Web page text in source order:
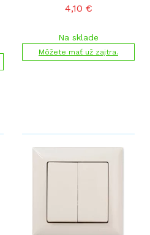
4,10 €
Na sklade
Môžete mať už zajtra.